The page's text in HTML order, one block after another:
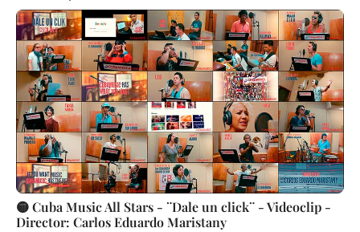
🟡 Cuba Music All Stars - ¨Dale un click¨ - Videoclip -
Director: Carlos Eduardo Maristany